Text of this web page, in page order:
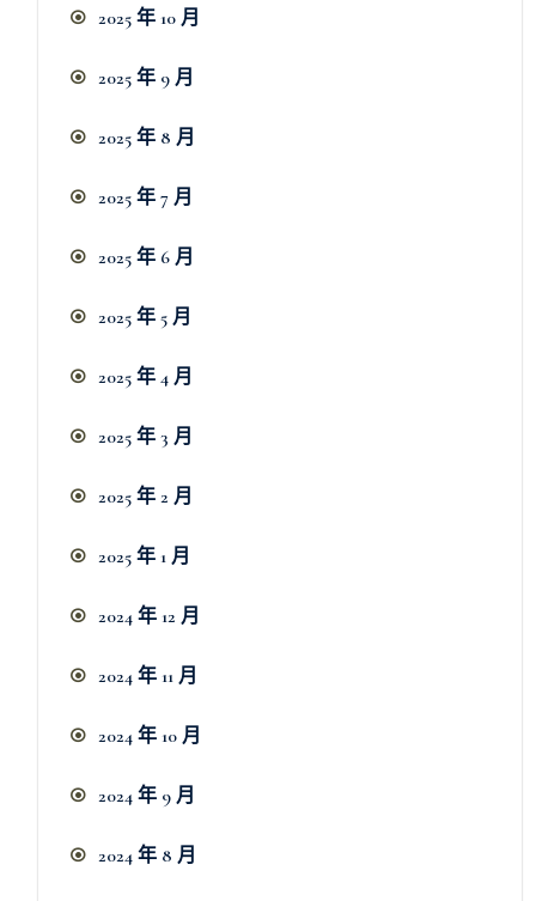
2025 年 10 月
2025 年 9 月
2025 年 8 月
2025 年 7 月
2025 年 6 月
2025 年 5 月
2025 年 4 月
2025 年 3 月
2025 年 2 月
2025 年 1 月
2024 年 12 月
2024 年 11 月
2024 年 10 月
2024 年 9 月
2024 年 8 月